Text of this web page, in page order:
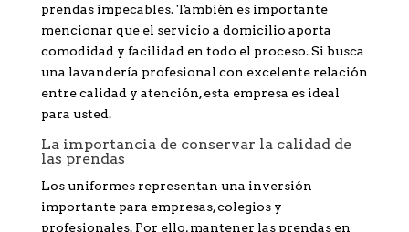
prendas impecables. También es importante
mencionar que el servicio a domicilio aporta
comodidad y facilidad en todo el proceso. Si busca
una lavandería profesional con excelente relación
entre calidad y atención, esta empresa es ideal
para usted.
La importancia de conservar la calidad de
las prendas
Los uniformes representan una inversión
importante para empresas, colegios y
profesionales. Por ello, mantener las prendas en